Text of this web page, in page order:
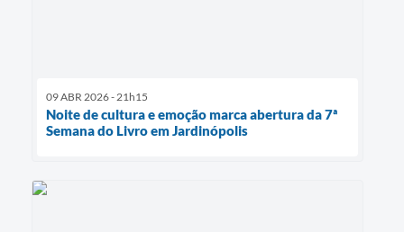
09 ABR 2026 - 21h15
Noite de cultura e emoção marca abertura da 7ª
Semana do Livro em Jardinópolis